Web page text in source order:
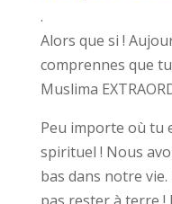
.
Alors que si !
comprennes que
Muslima
Peu importe où tu
spirituel ! Nous
bas dans notre
pas rester à terre !